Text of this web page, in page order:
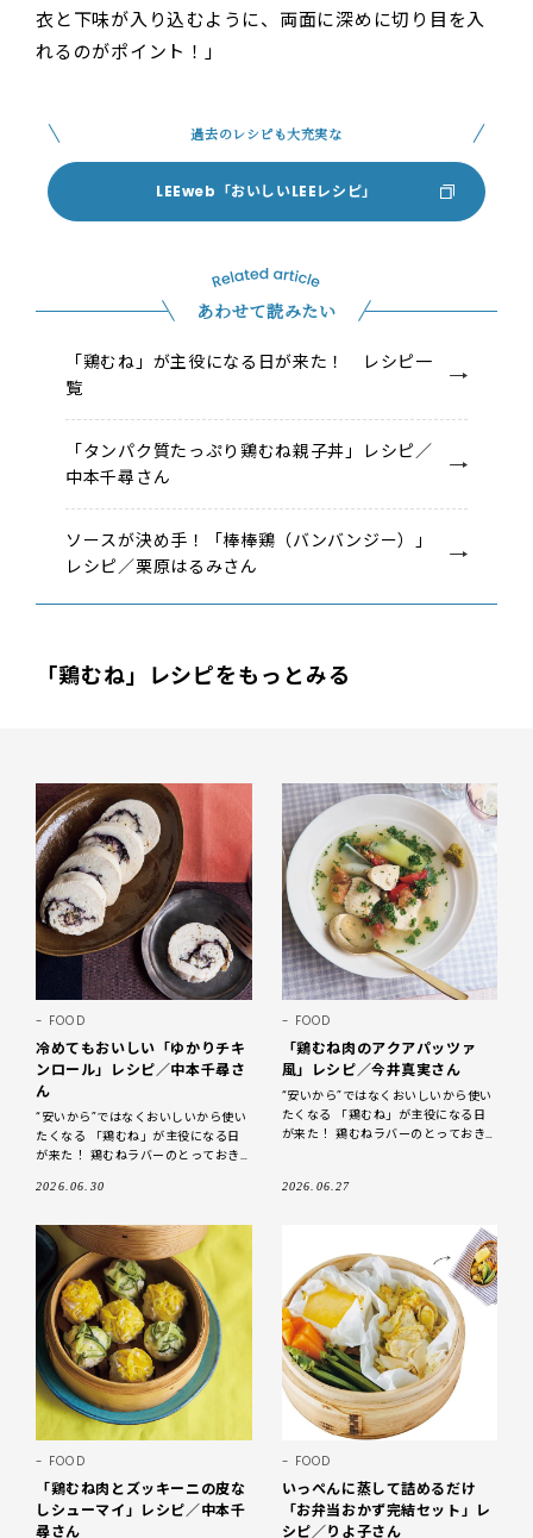
衣と下味が入り込むように、両面に深めに切り目を入
れるのがポイント！」
過去のレシピも大充実な
LEEweb「おいしいLEEレシピ」
あわせて読みたい
「鶏むね」が主役になる日が来た！ レシピ一
覧
「タンパク質たっぷり鶏むね親子丼」レシピ／
中本千尋さん
ソースが決め手！「棒棒鶏（バンバンジー）」
レシピ／栗原はるみさん
「鶏むね」レシピをもっとみる
FOOD
冷めてもおいしい「ゆかりチキ
ンロール」レシピ／中本千尋さ
ん
“安いから”ではなくおいしいから使い
たくなる 「鶏むね」が主役になる日
が来た！ 鶏むねラバーのとっておき
2026.06.30
FOOD
「鶏むね肉のアクアパッツァ
風」レシピ／今井真実さん
“安いから”ではなくおいしいから使い
たくなる 「鶏むね」が主役になる日
が来た！ 鶏むねラバーのとっておき
2026.06.27
FOOD
「鶏むね肉とズッキーニの皮な
しシューマイ」レシピ／中本千
尋さん
FOOD
いっぺんに蒸して詰めるだけ
「お弁当おかず完結セット」レ
シピ／りよ子さん